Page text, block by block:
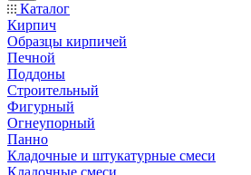
Каталог
Кирпич
Образцы кирпичей
Печной
Поддоны
Строительный
Фигурный
Огнеупорный
Панно
Кладочные и штукатурные смеси
Кладочные смеси